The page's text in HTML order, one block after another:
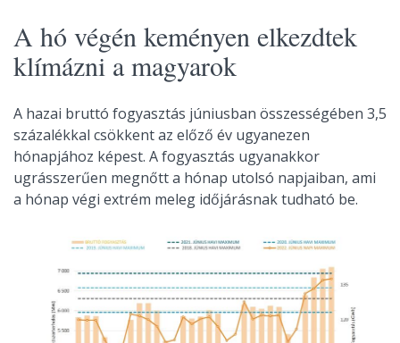
A hó végén keményen elkezdtek
klímázni a magyarok
A hazai bruttó fogyasztás júniusban összességében 3,5
százalékkal csökkent az előző év ugyanezen
hónapjához képest. A fogyasztás ugyanakkor
ugrásszerűen megnőtt a hónap utolsó napjaiban, ami
a hónap végi extrém meleg időjárásnak tudható be.